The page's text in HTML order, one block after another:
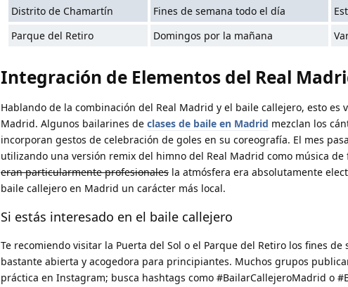
Distrito de Chamartín
Fines de semana todo el día
Parque del Retiro
Domingos por la mañana
Integración de Elementos del Real
Hablando de la combinación del Real Madrid y el baile callejero, esto
Madrid. Algunos bailarines de clases de baile en Madrid mezclan los
incorporan gestos de celebración de goles en su coreografía. El mes
utilizando una versión remix del himno del Real Madrid como música de
eran particularmente profesionales la atmósfera era absolutamente
baile callejero en Madrid un carácter más local.
Si estás interesado en el baile callejero
Te recomiendo visitar la Puerta del Sol o el Parque del Retiro los fines
bastante abierta y acogedora para principiantes. Muchos grupos
práctica en Instagram; busca hashtags como #BailarCallejeroMadrid o